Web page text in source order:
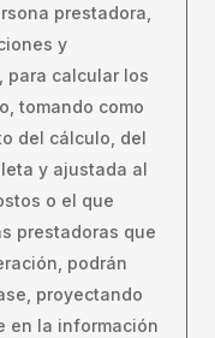
prestadora,
y
para calcular los
tomando como
del cálculo, del
y ajustada al
o el que
prestadoras que
podrán
proyectando
en la información